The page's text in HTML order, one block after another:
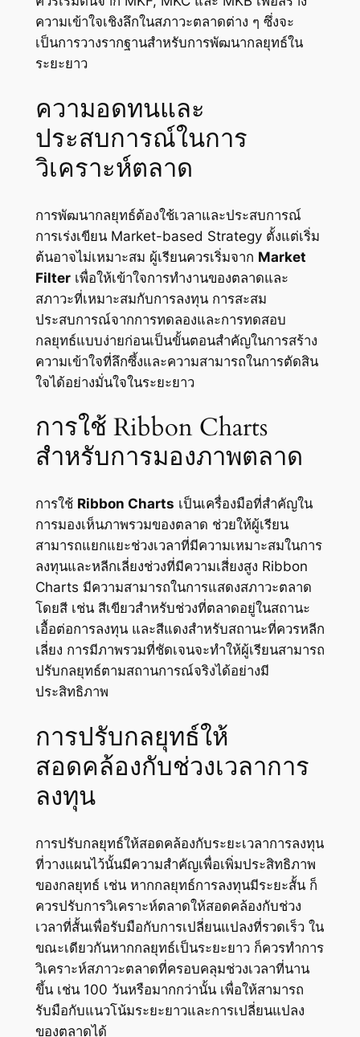
ความเข้าใจเชิงลึกในสภาวะตลาดต่าง ๆ ซึ่งจะ
เป็นการวางรากฐานสำหรับการพัฒนากลยุทธ์ใน
ระยะยาว
ความอดทนและ
ประสบการณ์ในการ
วิเคราะห์ตลาด
การพัฒนากลยุทธ์ต้องใช้เวลาและประสบการณ์
การเร่งเขียน Market-based Strategy ตั้งแต่เริ่ม
ต้นอาจไม่เหมาะสม ผู้เรียนควรเริ่มจาก Market
Filterเพื่อให้เข้าใจการทำงานของตลาดและ
สภาวะที่เหมาะสมกับการลงทุน การสะสม
ประสบการณ์จากการทดลองและการทดสอบ
กลยุทธ์แบบง่ายก่อนเป็นขั้นตอนสำคัญในการสร้าง
ความเข้าใจที่ลึกซึ้งและความสามารถในการตัดสิน
ใจได้อย่างมั่นใจในระยะยาว
การใช้ Ribbon Charts
สำหรับการมองภาพตลาด
การใช้ Ribbon Charts เป็นเครื่องมือที่สำคัญใน
การมองเห็นภาพรวมของตลาด ช่วยให้ผู้เรียน
สามารถแยกแยะช่วงเวลาที่มีความเหมาะสมในการ
ลงทุนและหลีกเลี่ยงช่วงที่มีความเสี่ยงสูง Ribbon
Charts มีความสามารถในการแสดงสภาวะตลาด
โดยสี เช่น สีเขียวสำหรับช่วงที่ตลาดอยู่ในสถานะ
เอื้อต่อการลงทุน และสีแดงสำหรับสถานะที่ควรหลีก
เลี่ยง การมีภาพรวมที่ชัดเจนจะทำให้ผู้เรียนสามารถ
ปรับกลยุทธ์ตามสถานการณ์จริงได้อย่างมี
ประสิทธิภาพ
การปรับกลยุทธ์ให้
สอดคล้องกับช่วงเวลาการ
ลงทุน
การปรับกลยุทธ์ให้สอดคล้องกับระยะเวลาการลงทุน
ที่วางแผนไว้นั้นมีความสำคัญเพื่อเพิ่มประสิทธิภาพ
ของกลยุทธ์ เช่น หากกลยุทธ์การลงทุนมีระยะสั้น ก็
ควรปรับการวิเคราะห์ตลาดให้สอดคล้องกับช่วง
เวลาที่สั้นเพื่อรับมือกับการเปลี่ยนแปลงที่รวดเร็ว ใน
ขณะเดียวกันหากกลยุทธ์เป็นระยะยาว ก็ควรทำการ
วิเคราะห์สภาวะตลาดที่ครอบคลุมช่วงเวลาที่นาน
ขึ้น เช่น 100 วันหรือมากกว่านั้น เพื่อให้สามารถ
รับมือกับแนวโน้มระยะยาวและการเปลี่ยนแปลง
ของตลาดได้